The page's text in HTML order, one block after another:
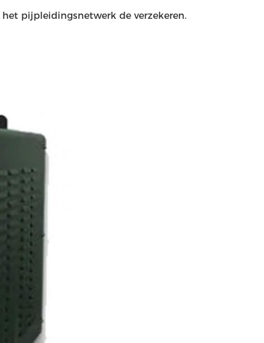
pijpleidingsnetwerk de verzekeren.